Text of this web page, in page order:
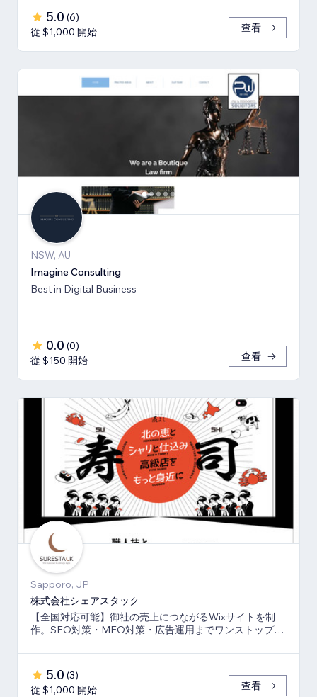
5.0 (6)
從 $1,000 開始
查看
NSW, AU
Imagine Consulting
Best in Digital Business
0.0 (0)
從 $150 開始
查看
Sapporo, JP
株式会社シェアスタック
【全国対応可能】御社の売上につながるWixサイトを制
作。SEO対策・MEO対策・広告運用までワンストップ
5.0 (3)
從 $1,000 開始
查看